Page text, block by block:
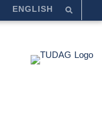
ENGLISH